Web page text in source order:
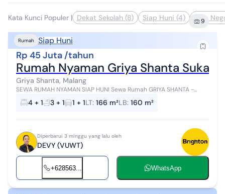
Kata Kunci Populer | Dekat Sekolah (8) Siap Huni (4) Bisa
9
Rumah Siap Huni
Rp 45 Juta /tahun
Rumah Nyaman Griya Shanta
Griya Shanta, Malang
SEWA RUMAH NYAMAN SIAP HUNI Sewa Rumah GRIYA SHANTA -
Malang LT 166 LB 160 KT 3+1 KM 2+1 Listrik 2200 Rp 45.000.000 SHM
Hadap Barat Disewakan ru...
4 + 1 3 + 1 1 + 1LT: 166 m²LB: 160 m²
Diperbarui 3 minggu yang lalu oleh
DEVY (VUWT)
+628563... WhatsApp